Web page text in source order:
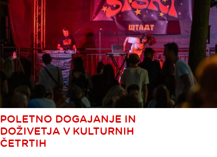
POLETNO DOGAJANJE IN
DOŽIVETJA V KULTURNIH
ČETRTIH